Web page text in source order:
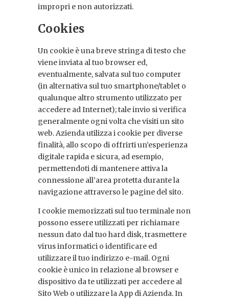
impropri e non autorizzati.
Cookies
Un cookie è una breve stringa di testo che
viene inviata al tuo browser ed,
eventualmente, salvata sul tuo computer
(in alternativa sul tuo smartphone/tablet o
qualunque altro strumento utilizzato per
accedere ad Internet); tale invio si verifica
generalmente ogni volta che visiti un sito
web. Azienda utilizza i cookie per diverse
finalità, allo scopo di offrirti un’esperienza
digitale rapida e sicura, ad esempio,
permettendoti di mantenere attiva la
connessione all’area protetta durante la
navigazione attraverso le pagine del sito.
I cookie memorizzati sul tuo terminale non
possono essere utilizzati per richiamare
nessun dato dal tuo hard disk, trasmettere
virus informatici o identificare ed
utilizzare il tuo indirizzo e-mail. Ogni
cookie è unico in relazione al browser e
dispositivo da te utilizzati per accedere al
Sito Web o utilizzare la App di Azienda. In